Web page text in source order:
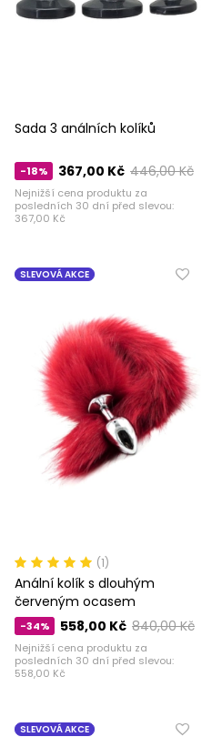
Sada 3 análních kolíků
-18% 446,00 Kč
367,00 Kč
Nejnižší cena produktu za
posledních 30 dní před slevou:
367,00 Kč
SLEVOVÁ AKCE
(1)
Anální kolík s dlouhým
červeným ocasem
-34% 840,00 Kč
558,00 Kč
Nejnižší cena produktu za
posledních 30 dní před slevou:
558,00 Kč
SLEVOVÁ AKCE